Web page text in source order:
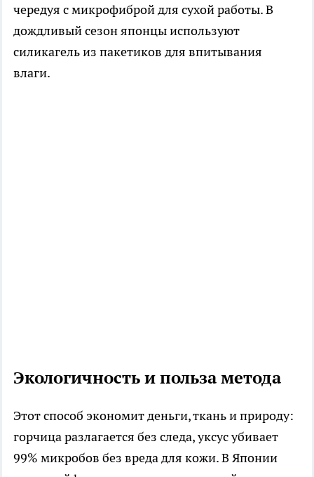
чередуя с микрофиброй для сухой работы. В
дождливый сезон японцы используют
силикагель из пакетиков для впитывания
влаги.
Экологичность и польза метода
Этот способ экономит деньги, ткань и природу:
горчица разлагается без следа, уксус убивает
99% микробов без вреда для кожи. В Японии